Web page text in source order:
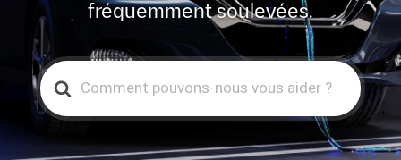
fréquemment soulevées.
Search
For